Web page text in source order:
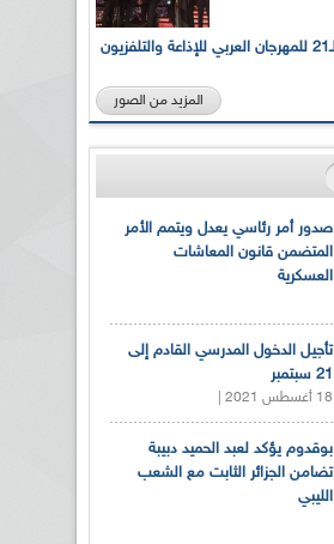
بالصور... الدورة الـ21 للمهرجان العربي للإذاعة والتلفزيون
المزيد من الصور
صدور أمر رئاسي يعدل ويتمم الأمر
المتضمن قانون المعاشات
العسكرية
تأجيل الدخول المدرسي القادم إلى
21 سبتمبر
18 أغسطس 2021 |
بوقدوم يؤكد لعبد الحميد دبيبة
تضامن الجزائر الثابت مع الشعب
الليبي